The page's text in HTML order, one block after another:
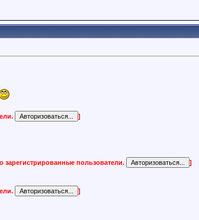
]
зарегистрированные пользователи. ]
]